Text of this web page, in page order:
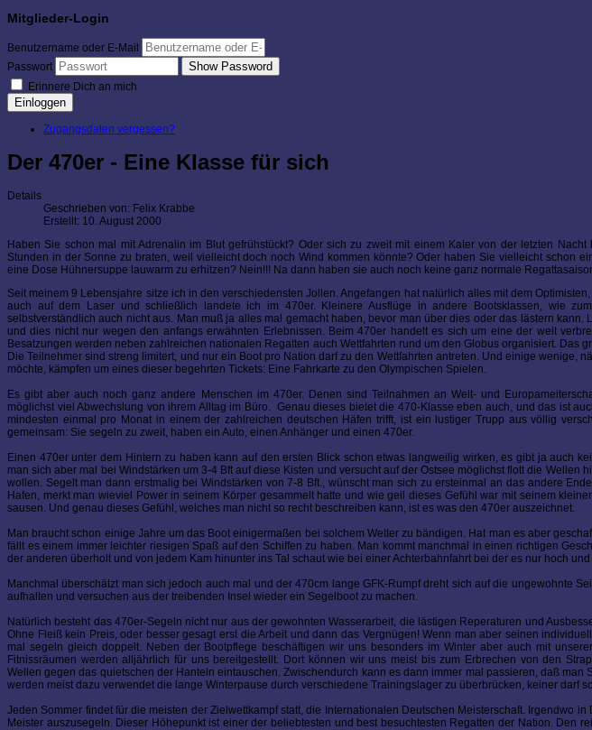
Mitglieder-Login
Benutzername oder E-Mail
Passwort
Show Password
Erinnere Dich an mich
Einloggen
Zugangsdaten vergessen?
Der 470er - Eine Klasse für sich
Details
Geschrieben von: Felix Krabbe
Erstellt: 10. August 2000
Haben Sie schon mal mit Adrenalin im Blut gefrühstückt? Oder sich zu zweit mit einem Kater von der letzten
Stunden in der Sonne zu braten, weil vielleicht doch noch Wind kommen könnte? Oder haben Sie vielleicht schon
eine Dose Hühnersuppe lauwarm zu erhitzen? Nein!!! Na dann haben sie auch noch keine ganz normale
Seit meinem 9 Lebensjahre sitze ich in den verschiedensten Jollen. Angefangen hat natürlich alles mit dem
auch auf dem Laser und schließlich landete ich im 470er. Kleinere Ausflüge in andere Bootsklassen, wie
selbstverständlich auch nicht aus. Man muß ja alles mal gemacht haben, bevor man über dies oder das lästern
und dies nicht nur wegen den anfangs erwähnten Erlebnissen. Beim 470er handelt es sich um eine der weit
Besatzungen werden neben zahlreichen nationalen Regatten auch Wettfahrten rund um den Globus organisiert. Das
Die Teilnehmer sind streng limitert, und nur ein Boot pro Nation darf zu den Wettfahrten antreten. Und einige wenige,
möchte, kämpfen um eines dieser begehrten Tickets: Eine Fahrkarte zu den Olympischen Spielen.
Es gibt aber auch noch ganz andere Menschen im 470er. Denen sind Teilnahmen an Welt- und
möglichst viel Abwechslung von ihrem Alltag im Büro. Genau dieses bietet die 470-Klasse eben auch, und das ist
mindesten einmal pro Monat in einem der zahlreichen deutschen Häfen trifft, ist ein lustiger Trupp aus völlig
gemeinsam: Sie segeln zu zweit, haben ein Auto, einen Anhänger und einen 470er.
Einen 470er unter dem Hintern zu haben kann auf den ersten Blick schon etwas langweilig wirken, es gibt ja auch
man sich aber mal bei Windstärken um 3-4 Bft auf diese Kisten und versucht auf der Ostsee möglichst flott die Wellen
wollen. Segelt man dann erstmalig bei Windstärken von 7-8 Bft., wünscht man sich zu ersteinmal an das andere
Hafen, merkt man wieviel Power in seinem Körper gesammelt hatte und wie geil dieses Gefühl war mit seinem
sausen. Und genau dieses Gefühl, welches man nicht so recht beschreiben kann, ist es was den 470er auszeichnet.
Man braucht schon einige Jahre um das Boot einigermaßen bei solchem Wetter zu bändigen. Hat man es aber
fällt es einem immer leichter riesigen Spaß auf den Schiffen zu haben. Man kommt manchmal in einen richtigen
der anderen überholt und von jedem Kam hinunter ins Tal schaut wie bei einer Achterbahnfahrt bei der es nur hoch
Manchmal überschätzt man sich jedoch auch mal und der 470cm lange GFK-Rumpf dreht sich auf die ungewohnte
aufhalten und versuchen aus der treibenden Insel wieder ein Segelboot zu machen.
Natürlich besteht das 470er-Segeln nicht nur aus der gewohnten Wasserarbeit, die lästigen Reperaturen und
Ohne Fleiß kein Preis, oder besser gesagt erst die Arbeit und dann das Vergnügen! Wenn man aber seinen
mal segeln gleich doppelt. Neben der Bootpflege beschäftigen wir uns besonders im Winter aber auch mit
Fitnissräumen werden alljährlich für uns bereitgestellt. Dort können wir uns meist bis zum Erbrechen von den
Wellen gegen das quietschen der Hanteln eintauschen. Zwischendurch kann es dann immer mal passieren, daß
werden meist dazu verwendet die lange Winterpause durch verschiedene Trainingslager zu überbrücken, keiner darf
Jeden Sommer findet für die meisten der Zielwettkampf statt, die Internationalen Deutschen Meisterschaft. Irgendwo
Meister auszusegeln. Dieser Höhepunkt ist einer der beliebtesten und best besuchtesten Regatten der Nation. Den